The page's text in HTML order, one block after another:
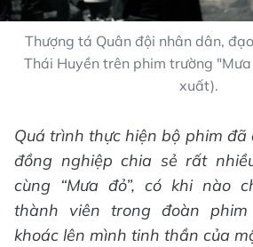
Thượng tá Quân đội nhân dân,
Thái Huyền trên phim trường
xuất).
Quá trình thực hiện bộ phim đã
đồng nghiệp chia sẻ rất
cùng “Mưa đỏ”, có khi nào
thành viên trong đoàn
khoác lên mình tinh thần của